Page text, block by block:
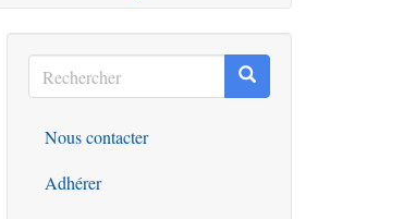
Rechercher
Rechercher Rechercher
Outils
Nous contacter
Adhérer